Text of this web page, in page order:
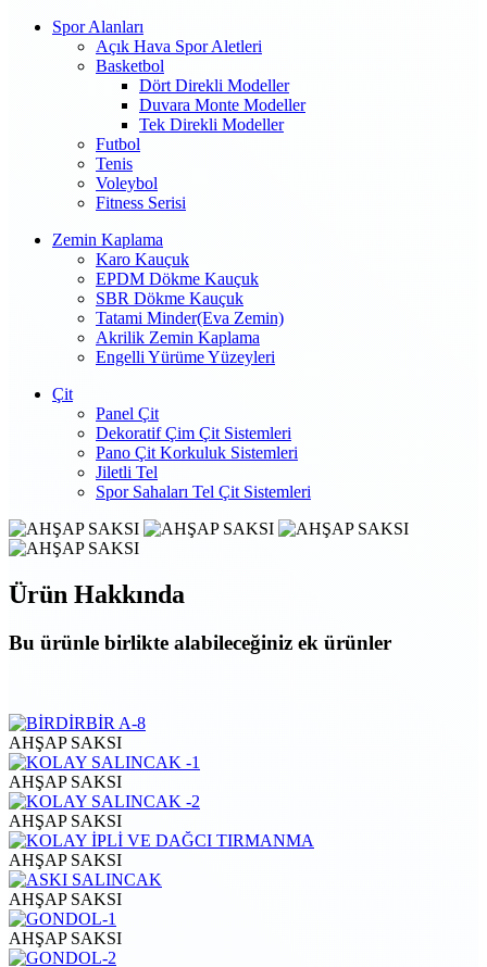
Spor Alanları
Açık Hava Spor Aletleri
Basketbol
Dört Direkli Modeller
Duvara Monte Modeller
Tek Direkli Modeller
Futbol
Tenis
Voleybol
Fitness Serisi
Zemin Kaplama
Karo Kauçuk
EPDM Dökme Kauçuk
SBR Dökme Kauçuk
Tatami Minder(Eva Zemin)
Akrilik Zemin Kaplama
Engelli Yürüme Yüzeyleri
Çit
Panel Çit
Dekoratif Çim Çit Sistemleri
Pano Çit Korkuluk Sistemleri
Jiletli Tel
Spor Sahaları Tel Çit Sistemleri
Ürün Hakkında
Bu ürünle birlikte alabileceğiniz ek ürünler
AHŞAP SAKSI
AHŞAP SAKSI
AHŞAP SAKSI
AHŞAP SAKSI
AHŞAP SAKSI
AHŞAP SAKSI